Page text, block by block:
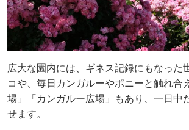
広大な園内には、ギネス記録にもなった
コや、毎日カンガルーやポニーと触れ合
場」「カンガルー広場」もあり、一日中
せます。